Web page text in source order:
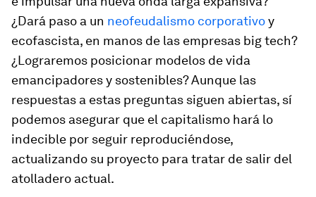
¿Dará paso a un neofeudalismo corporativoy
ecofascista, en manos de las empresas big tech?
¿Lograremos posicionar modelos de vida
emancipadores y sostenibles? Aunque las
respuestas a estas preguntas siguen abiertas, sí
podemos asegurar que el capitalismo hará lo
indecible por seguir reproduciéndose,
actualizando su proyecto para tratar de salir del
atolladero actual.